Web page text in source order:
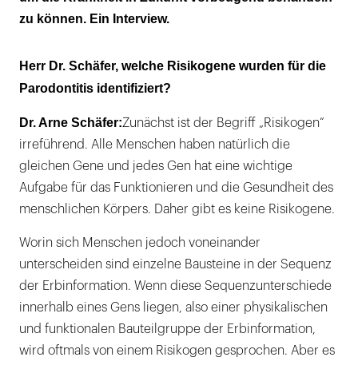
zu können. Ein Interview.
Herr Dr. Schäfer, welche Risikogene wurden für die
Parodontitis identifiziert?
Dr. Arne Schäfer:Zunächst ist der Begriff „Risikogen“
irreführend. Alle Menschen haben natürlich die
gleichen Gene und jedes Gen hat eine wichtige
Aufgabe für das Funktionieren und die Gesundheit des
menschlichen Körpers. Daher gibt es keine Risikogene.
Worin sich Menschen jedoch voneinander
unterscheiden sind einzelne Bausteine in der Sequenz
der Erbinformation. Wenn diese Sequenzunterschiede
innerhalb eines Gens liegen, also einer physikalischen
und funktionalen Bauteilgruppe der Erbinformation,
wird oftmals von einem Risikogen gesprochen. Aber es